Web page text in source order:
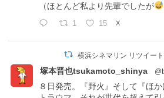
（ほとんど私より先輩でしたが
1 15 X
横浜シネマリン リツイー
塚本晋也tsukamoto_shinya
８日発売。『野火』そして『ほ